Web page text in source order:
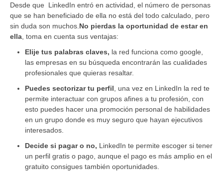
Desde que LinkedIn entró en actividad, el número de personas
que se han beneficiado de ella no está del todo calculado, pero
sin duda son muchos. No pierdas la oportunidad de estar en
ella , toma en cuenta sus ventajas:
Elije tus palabras claves, la red funciona como google,
las empresas en su búsqueda encontrarán las cualidades
profesionales que quieras resaltar.
Puedes sectorizar tu perfil , una vez en LinkedIn la red te
permite interactuar con grupos afines a tu profesión, con
esto puedes hacer una promoción personal de habilidades
en un grupo donde es muy seguro que hayan ejecutivos
interesados.
Decide si pagar o no, LinkedIn te permite escoger si tener
un perfil gratis o pago, aunque el pago es más amplio en el
gratuito consigues también oportunidades.